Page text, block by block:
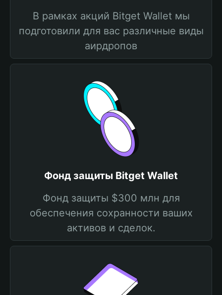
В рамках акций Bitget Wallet мы
подготовили для вас различные виды
аирдропов
Фонд защиты Bitget Wallet
Фонд защиты $300 млн для
обеспечения сохранности ваших
активов и сделок.